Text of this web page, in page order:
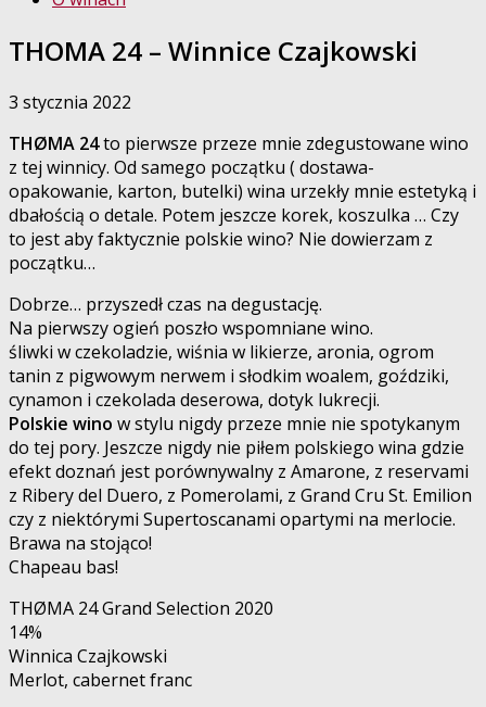
THOMA 24 – Winnice Czajkowski
3 stycznia 2022
THØMA 24to pierwsze przeze mnie zdegustowane wino
z tej winnicy. Od samego początku ( dostawa-
opakowanie, karton, butelki) wina urzekły mnie estetyką i
dbałością o detale. Potem jeszcze korek, koszulka … Czy
to jest aby faktycznie polskie wino? Nie dowierzam z
początku…
Dobrze… przyszedł czas na degustację.
Na pierwszy ogień poszło wspomniane wino.
śliwki w czekoladzie, wiśnia w likierze, aronia, ogrom
tanin z pigwowym nerwem i słodkim woalem, goździki,
cynamon i czekolada deserowa, dotyk lukrecji.
Polskie wino w stylu nigdy przeze mnie nie spotykanym
do tej pory. Jeszcze nigdy nie piłem polskiego wina gdzie
efekt doznań jest porównywalny z Amarone, z reservami
z Ribery del Duero, z Pomerolami, z Grand Cru St. Emilion
czy z niektórymi Supertoscanami opartymi na merlocie.
Brawa na stojąco!
Chapeau bas!
THØMA 24 Grand Selection 2020
14%
Winnica Czajkowski
Merlot, cabernet franc